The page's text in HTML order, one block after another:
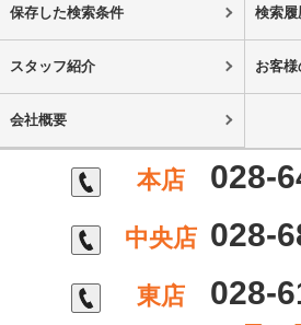
保存した検索条件 検索履
スタッフ紹介 お客
会社概要
本店 028-
中央店 028-
東店 028-